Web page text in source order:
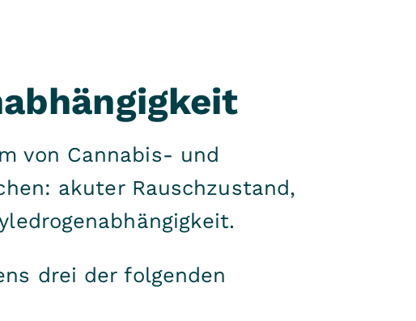
von Cannabis- und
akuter Rauschzustand,
drei der folgenden